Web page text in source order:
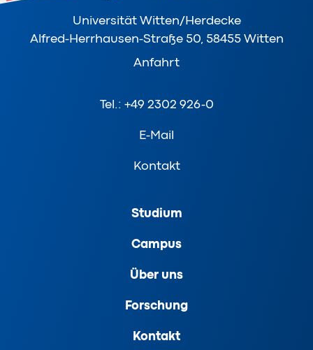
Universität Witten/Herdecke
Alfred-Herrhausen-Straße 50, 58455 Witten
Anfahrt
Tel.: +49 2302 926-0
E-Mail
Kontakt
Studium
Campus
Über uns
Forschung
Kontakt